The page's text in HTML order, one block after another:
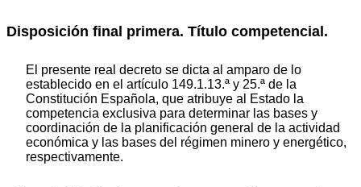
Disposición final primera. Título competencial.
El presente real decreto se dicta al amparo de lo
establecido en el artículo 149.1.13.ª y 25.ª de la
Constitución Española, que atribuye al Estado la
competencia exclusiva para determinar las bases y
coordinación de la planificación general de la actividad
económica y las bases del régimen minero y energético,
respectivamente.